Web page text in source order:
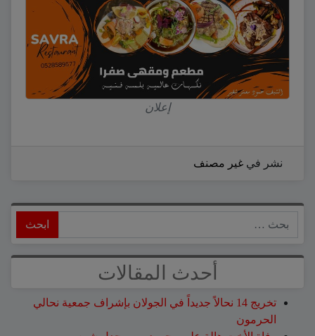
إعلان
نشر في غير مصنف
أحدث المقالات
تخريج 14 نحالاً جديداً في الجولان بإشراف جمعية نحالي
الحرمون